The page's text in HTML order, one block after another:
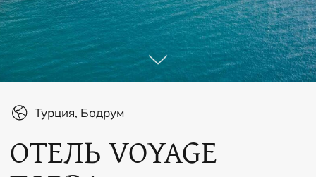
ОТЕЛЬ VOYAGE
TORBA
Обновленный отель с завораживающими
видами унесет вас в фантастический мир
в незабываемое впечатление!